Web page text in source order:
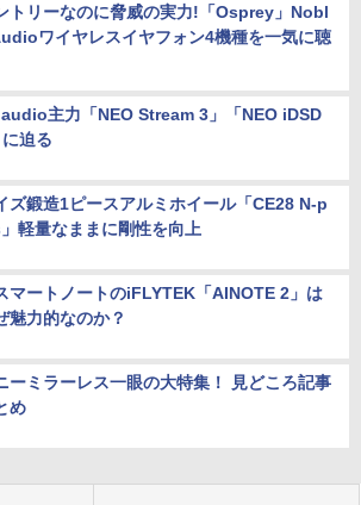
トリーなのに脅威の実力!「Osprey」Nobl
ワイヤレスイヤフォン4機種を一気に聴
主力「NEO Stream 3」「NEO iDSD
迫る
ズ鍛造1ピースアルミホイール「CE28 N-p
軽量なままに剛性を向上
マートノートのiFLYTEK「AINOTE 2」は
魅力的なのか？
ーミラーレス一眼の大特集！ 見どころ記事
め